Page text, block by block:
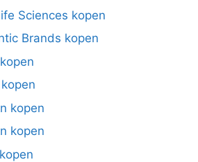
Sciences kopen
Brands kopen
kopen
kopen